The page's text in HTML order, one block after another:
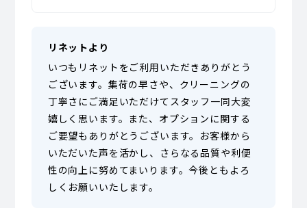
リネットより
いつもリネットをご利用いただきありがとう
ございます。集荷の早さや、クリーニングの
丁寧さにご満足いただけてスタッフ一同大変
嬉しく思います。また、オプションに関する
ご要望もありがとうございます。お客様から
いただいた声を活かし、さらなる品質や利便
性の向上に努めてまいります。今後ともよろ
しくお願いいたします。